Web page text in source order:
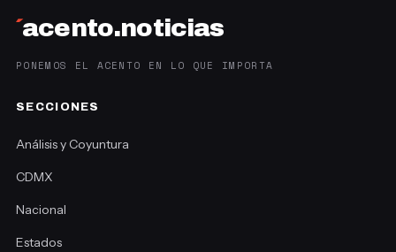
´acento.noticias
PONEMOS EL ACENTO EN LO QUE IMPORTA
SECCIONES
Análisis y Coyuntura
CDMX
Nacional
Estados